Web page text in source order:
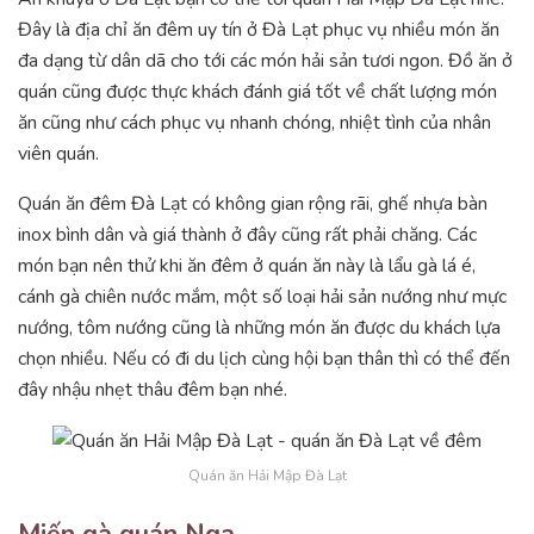
Đây là địa chỉ ăn đêm uy tín ở Đà Lạt phục vụ nhiều món ăn
đa dạng từ dân dã cho tới các món hải sản tươi ngon. Đồ ăn ở
quán cũng được thực khách đánh giá tốt về chất lượng món
ăn cũng như cách phục vụ nhanh chóng, nhiệt tình của nhân
viên quán.
Quán ăn đêm Đà Lạt có không gian rộng rãi, ghế nhựa bàn
inox bình dân và giá thành ở đây cũng rất phải chăng. Các
món bạn nên thử khi ăn đêm ở quán ăn này là lẩu gà lá é,
cánh gà chiên nước mắm, một số loại hải sản nướng như mực
nướng, tôm nướng cũng là những món ăn được du khách lựa
chọn nhiều. Nếu có đi du lịch cùng hội bạn thân thì có thể đến
đây nhậu nhẹt thâu đêm bạn nhé.
Quán ăn Hải Mập Đà Lạt